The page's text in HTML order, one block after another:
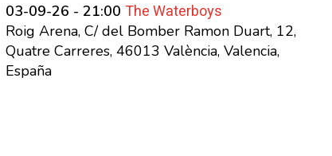
03-09-26 - 21:00 The Waterboys
Roig Arena, C/ del Bomber Ramon Duart, 12,
Quatre Carreres, 46013 València, Valencia,
España